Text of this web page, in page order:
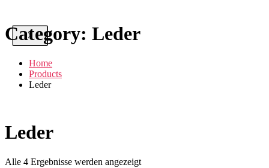
X
Category: Leder
Home
Products
Leder
Leder
Alle 4 Ergebnisse werden angezeigt